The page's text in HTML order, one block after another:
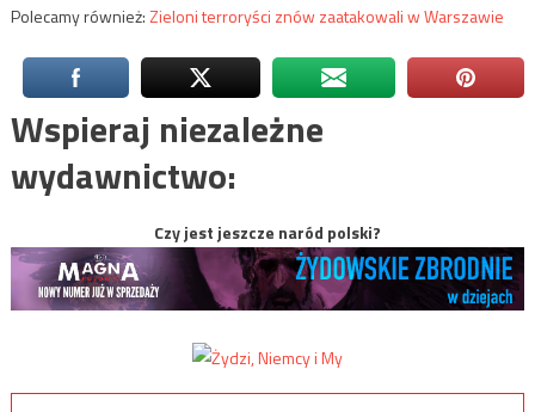
Polecamy również:Zieloni terroryści znów zaatakowali w Warszawie
Wspieraj niezależne
wydawnictwo:
Czy jest jeszcze naród polski?